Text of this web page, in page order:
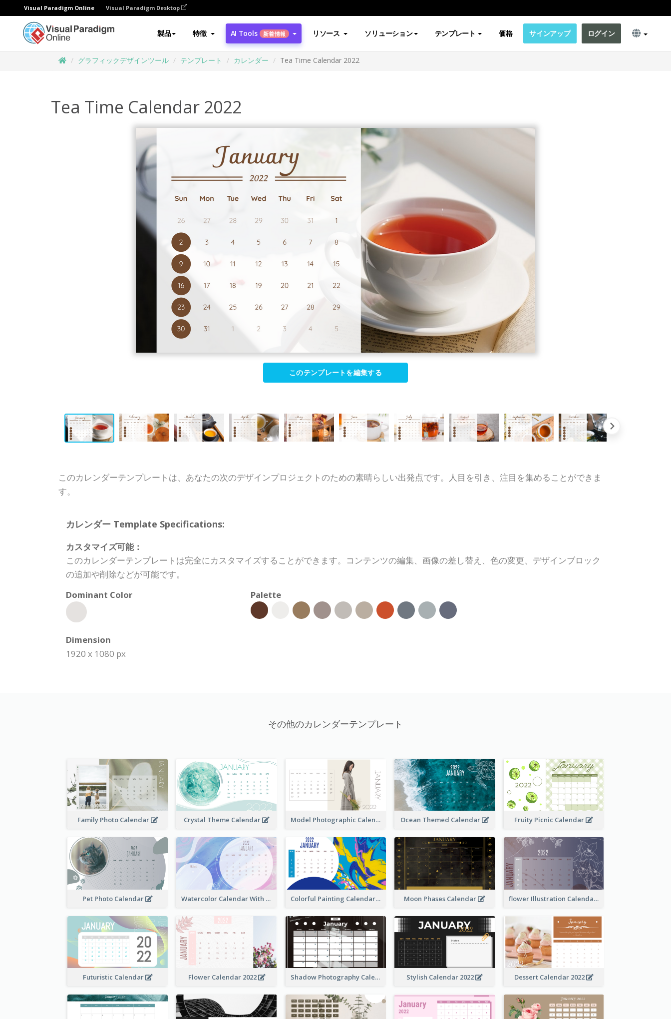
Visual Paradigm Online Visual Paradigm Desktop
製品 特徴 AI Tools 新着情報 リソース ソリューション テンプレート 価格 サインアップ ログイン
グラフィックデザインツール テンプレート カレンダー Tea Time Calendar 2022
Tea Time Calendar 2022
このテンプレートを編集する
このカレンダーテンプレートは、あなたの次のデザインプロジェクトのための素晴らしい出発点です。人目を引き、注目を集めることができま
す。
カレンダー Template Specifications:
カスタマイズ可能：
このカレンダーテンプレートは完全にカスタマイズすることができます。コンテンツの編集、画像の差し替え、色の変更、デザインブロック
の追加や削除などが可能です。
Dominant Color
Palette
Dimension
1920 x 1080 px
その他のカレンダーテンプレート
Family Photo Calendar Crystal Theme Calendar Model Photographic Calendar Ocean Themed Calendar Fruity Picnic Calendar
Pet Photo Calendar Watercolor Calendar With Notes Colorful Painting Calendar Moon Phases Calendar flower Illustration Calendar 2022
Futuristic Calendar Flower Calendar 2022 Shadow Photography Calendar 2022 Stylish Calendar 2022 Dessert Calendar 2022